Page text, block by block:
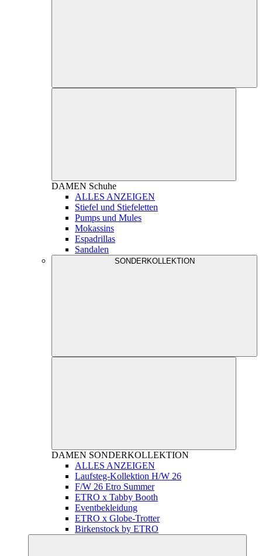
DAMEN Schuhe
ALLES ANZEIGEN
Stiefel und Stiefeletten
Pumps und Mules
Mokassins
Espadrillas
Sandalen
SONDERKOLLEKTION
DAMEN SONDERKOLLEKTION
ALLES ANZEIGEN
Laufsteg-Kollektion H/W 26
F/W 26 Etro Summer
ETRO x Tabby Booth
Eventbekleidung
ETRO x Globe-Trotter
Birkenstock by ETRO